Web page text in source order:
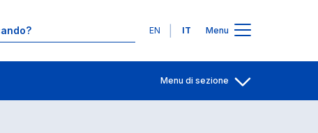
Lingue
EN IT Menu
Menu di sezione Apri per